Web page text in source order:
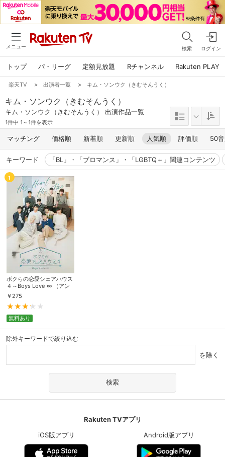
メニュー 検索 ログイン
トップ パ・リーグ 定額見放題 Rチャンネル Rakuten PLAY
楽天TV > 出演者一覧 > キム・ソンウク（きむそんうく）
キム・ソンウク（きむそんうく）
キム・ソンウク（きむそんうく） 出演作品一覧
1件中 1～1件を表示
マッチング 価格順 新着順 更新順 人気順 評価順 50
キーワード 「BL」・「ブロマンス」・「LGBTQ＋」関連コンテンツ
1
ボクらの恋愛シェアハウス
４～Boys Love ∞ （アン
リミテッド） ～
￥ 275
無料あり
除外キーワードで絞り込む
を除く
Rakuten TVアプリ
iOS版アプリ
Android版アプリ